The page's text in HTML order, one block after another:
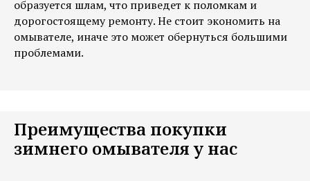
образуется шлам, что приведет к поломкам и
дорогостоящему ремонту. Не стоит экономить на
омывателе, иначе это может обернуться большими
проблемами.
Преимущества покупки
зимнего омывателя у нас